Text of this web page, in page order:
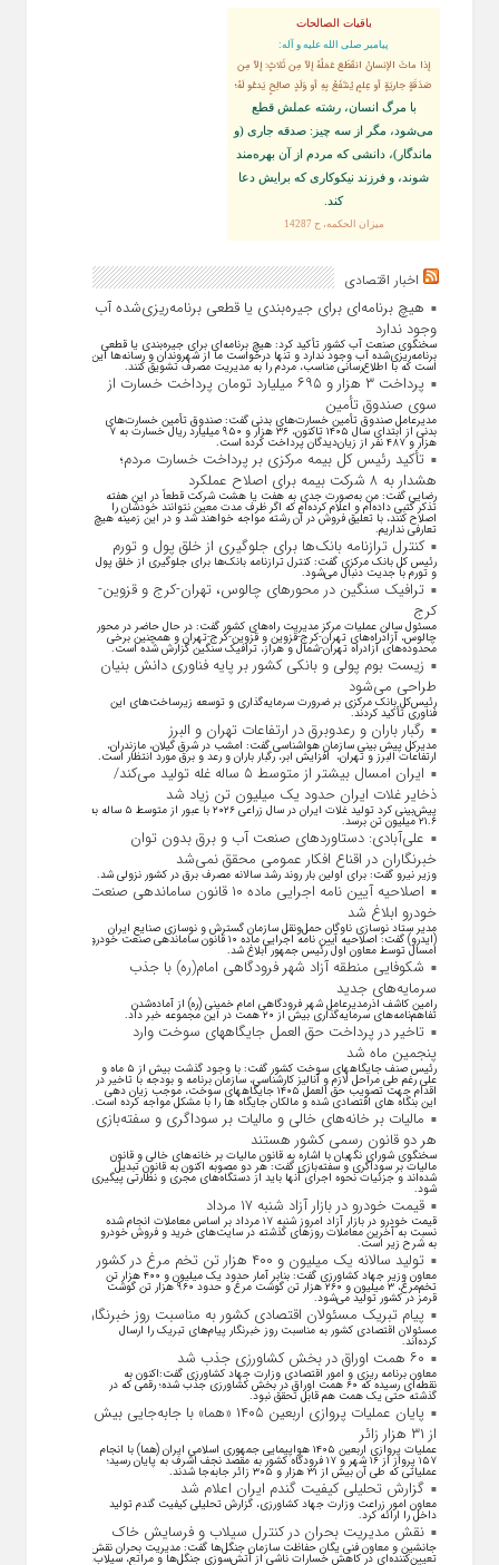
باقیات الصالحات
پيامبر صلى‏ الله‏ عليه ‏و‏ آله:
إذا ماتَ الإنسانُ انقَطَعَ عَمَلُهُ إلاّ مِن ثَلاثٍ: إلاّ مِن
صَدَقَةٍ جاريَةٍ أو عِلمٍ يُنتَفَعُ بِهِ أو وَلَدٍ صالِحٍ يَدعُو لَهُ؛
با مرگ انسان، رشته عملش قطع
مى‌شود، مگر از سه چيز: صدقه جارى (و
ماندگار)، دانشى كه مردم از آن بهره‏‌مند
شوند، و فرزند نيكوكارى كه برايش دعا
كند.
ميزان الحكمه، ح 14287
اخبار اقتصادی
هیچ برنامه‌ای برای جیره‌بندی یا قطعی برنامه‌ریزی‌شده آب
وجود ندارد
سخنگوی صنعت آب کشور تأکید کرد: هیچ برنامه‌ای برای جیره‌بندی یا قطعی
برنامه‌ریزی‌شده آب وجود ندارد و تنها درخواست ما از شهروندان و رسانه‌ها این
است که با اطلاع‌رسانی مناسب، مردم را به مدیریت مصرف تشویق کنند.
پرداخت ۳ هزار و ۶۹۵ میلیارد تومان پرداخت خسارت از
سوی صندوق تأمین
مدیرعامل صندوق تأمین خسارت‌های بدنی گفت: صندوق تأمین خسارت‌های
بدنی از ابتدای سال ۱۴۰۵ تاکنون، ۳۶ هزار و ۹۵۰ میلیارد ریال خسارت به ۷
هزار و ۴۸۷ نفر از زیان‌دیدگان پرداخت کرده است.
تأکید رئیس کل بیمه مرکزی بر پرداخت خسارت مردم؛
هشدار به ۸ شرکت‌ بیمه برای اصلاح عملکرد
رضایی گفت: من به‌صورت جدی به هفت یا هشت شرکت قطعاً در این هفته
تذکر کتبی داده‌ام و اعلام کرده‌ام که اگر ظرف مدت معین نتوانند خودشان را
اصلاح کنند، با تعلیق فروش در آن رشته مواجه خواهند شد و در این زمینه هیچ
تعارفی نداریم.
کنترل ترازنامه بانک‌ها برای جلوگیری از خلق پول و تورم
رئیس کل بانک مرکزی گفت: کنترل ترازنامه بانک‌ها برای جلوگیری از خلق پول
و تورم با جدیت دنبال می‌شود.
ترافیک سنگین در محورهای چالوس، تهران-کرج و قزوین-
کرج
مسئول سالن عملیات مرکز مدیریت راه‌های کشور گفت: در حال حاضر در محور
چالوس، آزادراه‌های تهران-کرج-قزوین و قزوین-کرج-تهران و همچنین برخی
محدوده‌های آزادراه تهران-شمال و هراز، ترافیک سنگین گزارش شده است.
زیست بوم پولی و بانکی کشور بر پایه فناوری دانش بنیان
طراحی می‌شود
رئیس‌کل بانک مرکزی بر ضرورت سرمایه‌گذاری و توسعه زیرساخت‌های این
فناوری تأکید کردند.
رگبار باران و رعدوبرق در ارتفاعات تهران و البرز
مدیرکل پیش بینی سازمان هواشناسی گفت: امشب در شرق گیلان، مازندران،
ارتفاعات البرز و تهران، افزایش ابر، رگبار باران و رعد و برق مورد انتظار است.
ایران امسال بیشتر از متوسط ۵ ساله غله تولید می‌کند/
ذخایر غلات ایران حدود یک میلیون تن زیاد شد
پیش‌بینی کرد تولید غلات ایران در سال زراعی ۲۰۲۶ با عبور از متوسط ۵ ساله به
۲۱.۶ میلیون تن برسد.
علی‌آبادی: دستاورد‌های صنعت آب و برق بدون توان
خبرنگاران در اقناع افکار عمومی محقق نمی‌شد
وزیر نیرو گفت: برای اولین بار روند رشد سالانه مصرف برق در کشور نزولی شد.
اصلاحیه آیین نامه اجرایی ماده ۱۰ قانون ساماندهی صنعت
خودرو ابلاغ شد
مدیر ستاد نوسازی ناوگان حمل‌ونقل سازمان گسترش و نوسازی صنایع ایران
(ایدرو) گفت: اصلاحیه آیین نامه اجرایی ماده ۱۰ قانون ساماندهی صنعت خودرو
امسال توسط معاون اول رئیس جمهور ابلاغ شد.
شکوفایی منطقه آزاد شهر فرودگاهی امام(ره) با جذب
سرمایه‌های جدید
رامین کاشف اذرمدیرعامل شهر فرودگاهی امام خمینی (ره) از آماده‌شدن
تفاهم‌نامه‌های سرمایه‌گذاری بیش از ۲۰ همت در این مجموعه خبر داد.
تاخیر در پرداخت حق العمل جایگاههای سوخت وارد
پنجمین ماه شد
رئیس صنف جایگاههای سوخت کشور گفت: با وجود گذشت بیش از ۵ ماه و
علی رغم طی مراحل لازم و آنالیز کارشناسی، سازمان برنامه و بودجه با تاخیر در
اقدام جهت تصویب حق العمل ۱۴۰۵ جایگاههای سوخت، موجب زیان دهی
این بنگاه های اقتصادی شده و مالکان جایگاه ها را با مشکل مواجه کرده است.
مالیات بر خانه‌های خالی و مالیات بر سوداگری و سفته‌بازی
هر دو قانون رسمی کشور هستند
سخنگوی شورای نگهبان با اشاره به قانون مالیات بر خانه‌های خالی و قانون
مالیات بر سوداگری و سفته‌بازی گفت: هر دو مصوبه اکنون به قانون تبدیل
شده‌اند و جزئیات نحوه اجرای آنها باید از دستگاه‌های مجری و نظارتی پیگیری
شود.
قیمت خودرو در بازار آزاد شنبه ۱۷ مرداد
قیمت خودرو در بازار آزاد امروز شنبه ۱۷ مرداد بر اساس معاملات انجام شده
نسبت به آخرین معاملات روز‌های گذشته در سایت‌های خرید و فروش خودرو
به شرح زیر است.
تولید سالانه یک میلیون و ۴۰۰ هزار تن تخم مرغ در کشور
معاون وزیر جهاد کشاورزی گفت: بنابر آمار حدود یک میلیون و ۴۰۰ هزار تن
تخم‌مرغ، ۳ میلیون و ۲۶۰ هزار تن گوشت مرغ و حدود ۹۶۰ هزار تن گوشت
قرمز در کشور تولید می‌شود.
پیام تبریک مسئولان اقتصادی کشور به مناسبت روز خبرنگار
مسئولان اقتصادی کشور به مناسبت روز خبرنگار پیام‌های تبریک را ارسال
کرده‌اند.
۶۰ همت اوراق در بخش کشاورزی جذب شد
معاون برنامه ریزی و امور اقتصادی وزارت جهاد کشاورزی گفت:اکنون به
نقطه‌ای رسیده که ۶۰ همت اوراق در بخش کشاورزی جذب شده؛ رقمی که در
گذشته حتی یک همت هم قابل تحقق نبود.
پایان عملیات پروازی اربعین ۱۴۰۵ «هما» با جابه‌جایی بیش
از ۳۱ هزار زائر
عملیات پروازی اربعین ۱۴۰۵ هواپیمایی جمهوری اسلامی ایران (هما) با انجام
۱۵۷ پرواز از ۱۶ شهر و ۱۷ فرودگاه کشور به مقصد نجف اشرف به پایان رسید؛
عملیاتی که طی آن بیش از ۳۱ هزار و ۳۰۵ زائر جابه‌جا شدند.
گزارش تحلیلی کیفیت گندم ایران اعلام شد
معاون امور زراعت وزارت جهاد کشاورزی، گزارش تحلیلی کیفیت گندم تولید
داخل را ارائه کرد.
نقش مدیریت بحران در کنترل سیلاب و فرسایش خاک
جانشین و معاون فنی یگان حفاظت سازمان جنگل‌ها گفت: مدیریت بحران نقش
تعیین‌کننده‌ای در کاهش خسارات ناشی از آتش‌سوزی جنگل‌ها و مراتع، سیلاب،